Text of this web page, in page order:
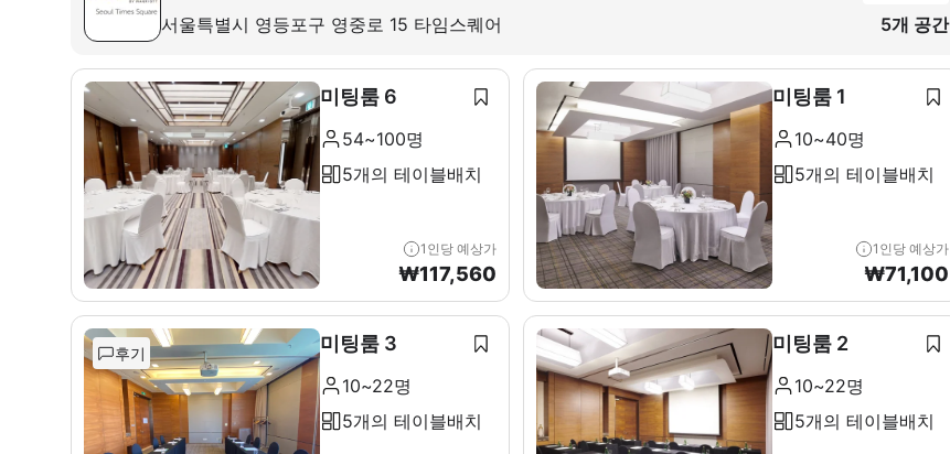
서울특별시 영등포구 영중로 15 타임스퀘어
5개 공간
미팅룸 6
54~100명
5개의 테이블배치
1인당 예상가
₩117,560
미팅룸 1
10~40명
5개의 테이블배치
1인당 예상가
₩71,100
후기 미팅룸 3
10~22명
5개의 테이블배치
미팅룸 2
10~22명
5개의 테이블배치